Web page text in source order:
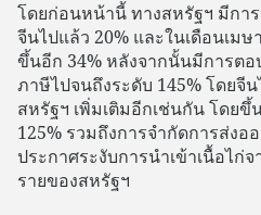
โดยก่อนหน้านี้ ทางสหรัฐฯ มีกา
จีนไปแล้ว 20% และในเดือนเมษ
ขึ้นอีก 34% หลังจากนั้นมีการต
ภาษีไปจนถึงระดับ 145% โดยจี
สหรัฐฯ เพิ่มเติมอีกเช่นกัน โดย
125% รวมถึงการจำกัดการส่งอ
ประกาศระงับการนำเข้าเนื้อไก่
รายของสหรัฐฯ